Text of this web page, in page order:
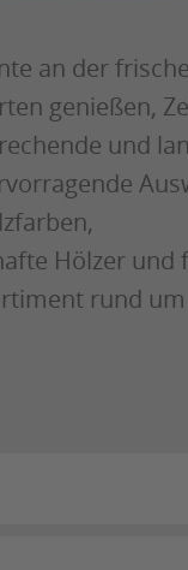
an der
genießen,
und
Hölzer und
rund